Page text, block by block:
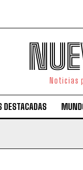
Noticias
DESTACADAS